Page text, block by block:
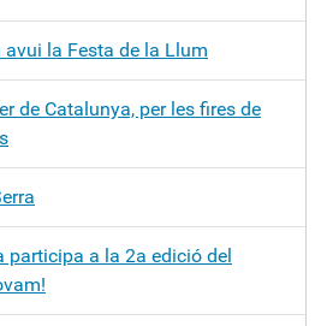
avui la Festa de la Llum
de Catalunya, per les fires de
participa a la 2a edició del